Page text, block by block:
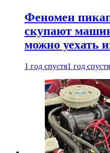
Феномен
скупают
можно уехать
1 год спустя1 год спустя